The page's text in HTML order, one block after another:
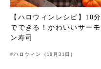
【ハロウィンレシピ】10分
でできる！かわいいサーモ
ン寿司
#ハロウィン（10月31日）